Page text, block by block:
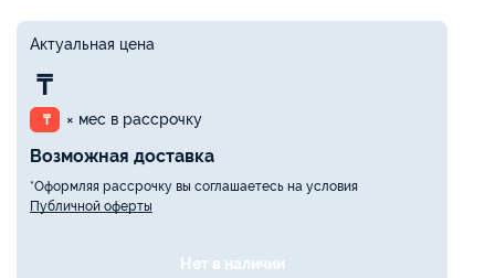
Актуальная цена
₸
₸ × мес в рассрочку
Возможная доставка
*Оформляя рассрочку вы соглашаетесь на условия
Публичной оферты
Нет в наличии